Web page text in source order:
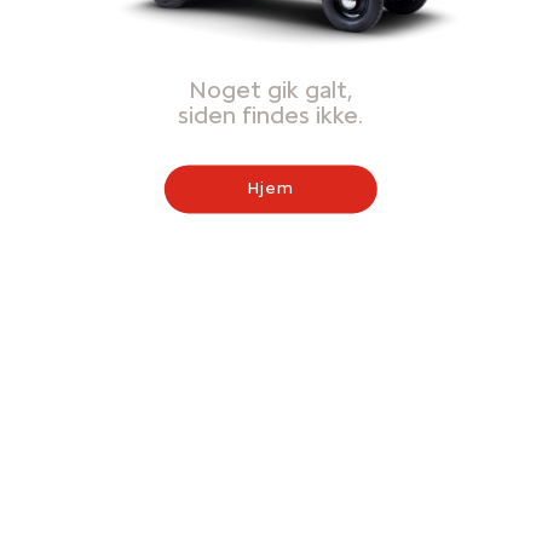
Noget gik galt,
siden findes ikke.
Hjem